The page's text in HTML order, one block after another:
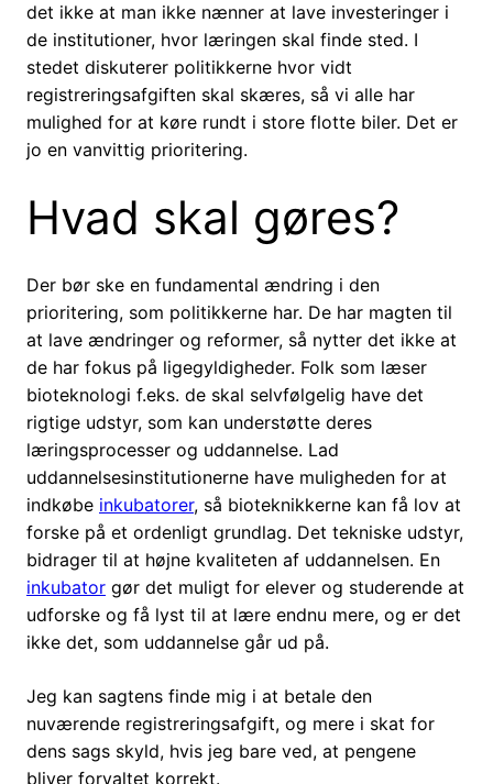
det ikke at man ikke nænner at lave investeringer i
de institutioner, hvor læringen skal finde sted. I
stedet diskuterer politikkerne hvor vidt
registreringsafgiften skal skæres, så vi alle har
mulighed for at køre rundt i store flotte biler. Det er
jo en vanvittig prioritering.
Hvad skal gøres?
Der bør ske en fundamental ændring i den
prioritering, som politikkerne har. De har magten til
at lave ændringer og reformer, så nytter det ikke at
de har fokus på ligegyldigheder. Folk som læser
bioteknologi f.eks. de skal selvfølgelig have det
rigtige udstyr, som kan understøtte deres
læringsprocesser og uddannelse. Lad
uddannelsesinstitutionerne have muligheden for at
indkøbe inkubatorer, så bioteknikkerne kan få lov at
forske på et ordenligt grundlag. Det tekniske udstyr,
bidrager til at højne kvaliteten af uddannelsen. En
inkubator gør det muligt for elever og studerende at
udforske og få lyst til at lære endnu mere, og er det
ikke det, som uddannelse går ud på.
Jeg kan sagtens finde mig i at betale den
nuværende registreringsafgift, og mere i skat for
dens sags skyld, hvis jeg bare ved, at pengene
bliver forvaltet korrekt.